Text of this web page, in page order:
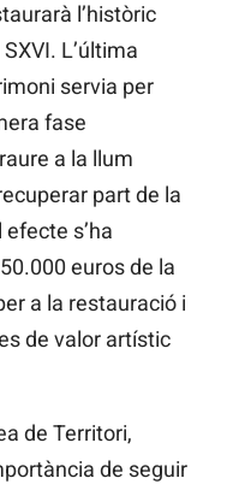
l’històric
L’última
servia per
fase
a la llum
part de la
s’ha
euros de la
a la restauració i
de valor artístic
de Territori,
de seguir